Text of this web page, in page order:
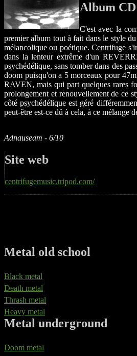
Album CD
C'est avec la
premier album tout à fait dans le style
mélancolique ou poétique. Centrifuge
dans la lenteur extrême d'un
psychédélique, sans tomber dans des
doom puisqu'on a 5 morceaux pour
RAVEN, mais qui part quelques rares
prolongement et renouvellement de ce
côté psychédélique est géré
peut-être est-ce dû à cela, à ce mélange
Adnauseam - 6/10
Site web
centrifugemusic.tripod.com/
Metal old school
Black metal
Death metal
Thrash metal
Heavy metal
Metal underground
Doom metal